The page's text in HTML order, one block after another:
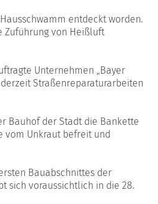
entdeckt worden.
Zuführung von Heißluft
Unternehmen „Bayer
Straßenreparaturarbeiten
Bauhof der Stadt die Bankette
vom Unkraut befreit und
Bauabschnittes der
sich voraussichtlich in die 28.